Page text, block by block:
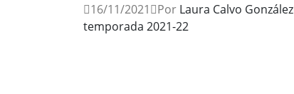
16/11/2021
Por Laura Calvo González
temporada 2021-22